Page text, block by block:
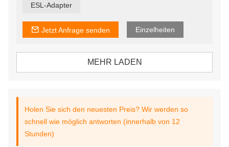
verbessern und Ihre Mitarbeiter für das Wesentliche
ESL-Adapter
Jetzt Anfrage senden Einzelheiten
MEHR LADEN
Holen Sie sich den neuesten Preis? Wir werden so
schnell wie möglich antworten (innerhalb von 12
Stunden)